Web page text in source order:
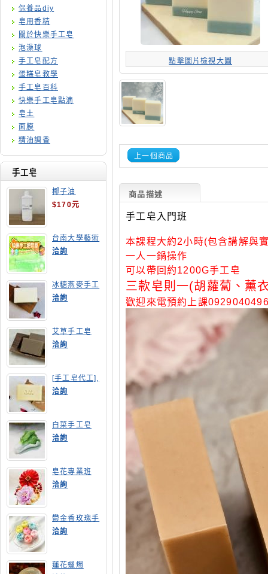
保養品diy
皂用香精
關於快樂手工皂
泡澡球
手工皂配方
蛋糕皂教學
手工皂百科
快樂手工皂點滴
皂土
面膜
精油調香
手工皂
椰子油
$170元
台南大學藝術
手工皂師資培
訓班
洽詢
冰糖燕麥手工
皂
洽詢
艾草手工皂
洽詢
[手工皂代工],
膠原蛋白手工
皂
洽詢
白菜手工皂
洽詢
皂花專業班
洽詢
鬱金香玫瑰手
工皂(長高型)
洽詢
蓮花蠟燭
點擊圖片檢視大圖
上一個商品
商品描述
手工皂入門班
本課程大約2小時(包含講解與
一人一鍋操作
可以帶回約1200G手工皂
三款皂則一(胡蘿蔔 、薰
歡迎來電預約上課